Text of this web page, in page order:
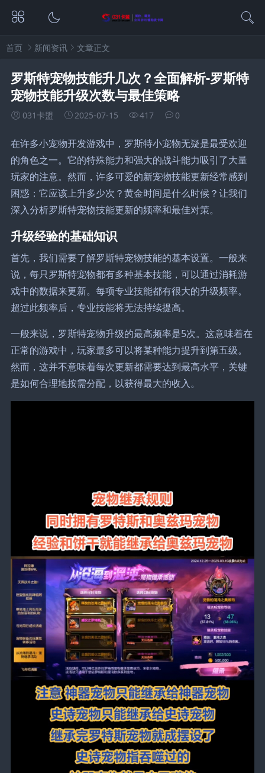
首页 新闻资讯 文章正文
罗斯特宠物技能升几次？全面解析-罗斯特
宠物技能升级次数与最佳策略
031卡盟 2025-07-15 417 0
在许多小宠物开发游戏中，罗斯特小宠物无疑是最受欢迎
的角色之一。它的特殊能力和强大的战斗能力吸引了大量
玩家的注意。然而，许多可爱的新宠物技能更新经常感到
困惑：它应该上升多少次？黄金时间是什么时候？让我们
深入分析罗斯特宠物技能更新的频率和最佳对策。
升级经验的基础知识
首先，我们需要了解罗斯特宠物技能的基本设置。一般来
说，每只罗斯特宠物都有多种基本技能，可以通过消耗游
戏中的数据来更新。每项专业技能都有很大的升级频率。
超过此频率后，专业技能将无法持续提高。
一般来说，罗斯特宠物升级的最高频率是5次。这意味着在
正常的游戏中，玩家最多可以将某种能力提升到第五级。
然而，这并不意味着每次更新都需要达到最高水平，关键
是如何合理地按需分配，以获得最大的收入。